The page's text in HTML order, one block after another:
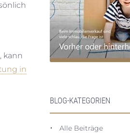
kann
in
BLOG-KATEGORIEN
Alle Beiträge